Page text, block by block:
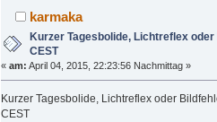
Lichtreflex oder Bildfehler?,
(Gelesen 9794 mal)
karmaka
Kurzer Tagesbolide, Lichtreflex
CEST
« am: April 04, 2015, 22:23:56 Nachmittag »
Kurzer Tagesbolide, Lichtreflex oder
CEST